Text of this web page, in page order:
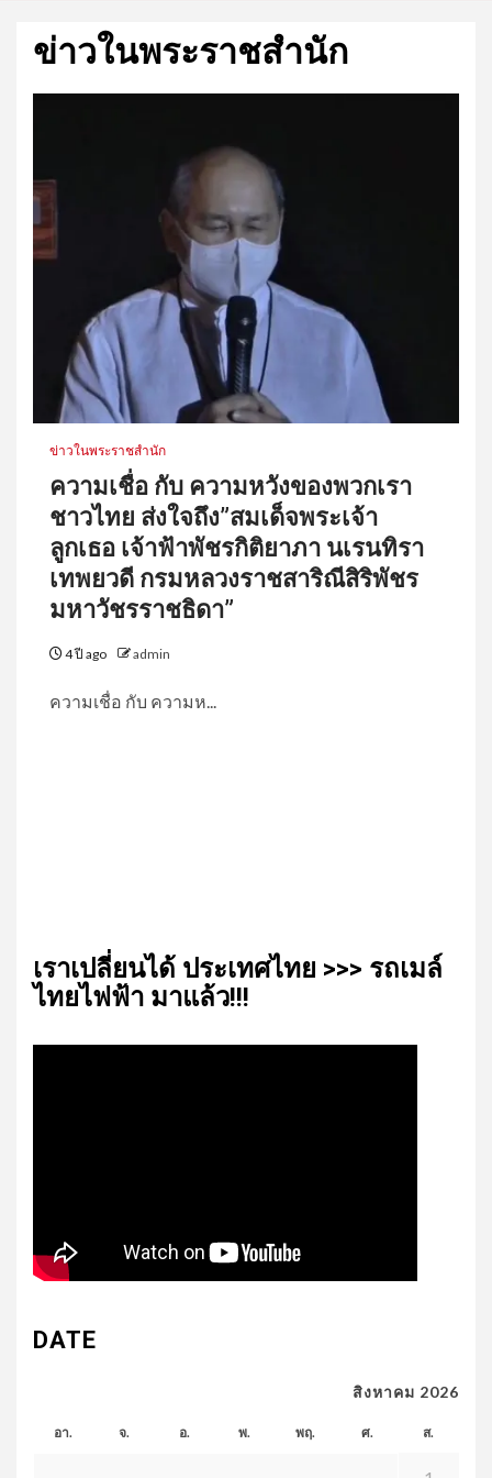
ข่าวในพระราชสำนัก
ข่าวในพระราชสำนัก
ความเชื่อ กับ​ ความหวังของพวกเรา
ชาวไทย ส่งใจถึง”สมเด็จพระเจ้า
ลูกเธอ เจ้าฟ้าพัชรกิติยาภา นเรนทิรา
เทพยวดี กรมหลวงราชสาริณีสิริพัชร
มหาวัชรราชธิดา”
4 ปี ago admin
ความเชื่อ กับ​ ความห...
เรา​เปลี่ยน​ได้​ ประเทศ​ไทย​ >>> รถเมล์​
ไทย​ไฟฟ้า​ มาแล้ว!!!
DATE
สิงหาคม 2026
อา. จ. อ. พ. พฤ. ศ. ส.